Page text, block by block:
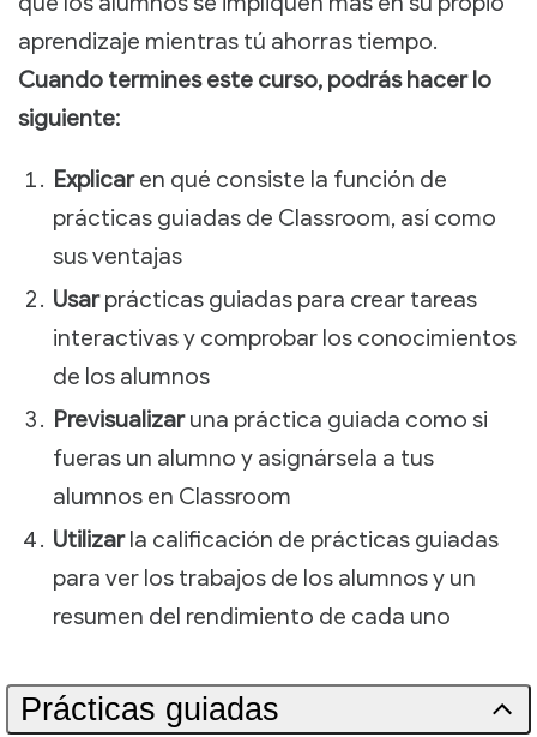
aprendizaje mientras tú ahorras tiempo.
Cuando termines este curso, podrás hacer lo
siguiente:
Explicaren qué consiste la función de
prácticas guiadas de Classroom, así como
sus ventajas
Usarprácticas guiadas para crear tareas
interactivas y comprobar los conocimientos
de los alumnos
Previsualizaruna práctica guiada como si
fueras un alumno y asignársela a tus
alumnos en Classroom
Utilizarla calificación de prácticas guiadas
para ver los trabajos de los alumnos y un
resumen del rendimiento de cada uno
Prácticas guiadas